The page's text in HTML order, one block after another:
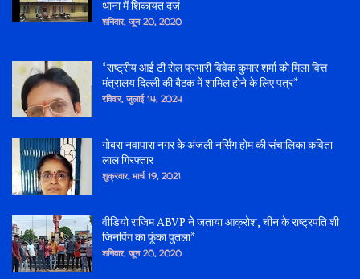
थाना में शिकायत दर्ज
शनिवार, जून 20, 2020
*राष्ट्रीय आई टी सेल प्रभारी विवेक कुमार शर्मा को मिला वित्त
मंत्रालय दिल्ली की बैठक में शामिल होने के लिए पत्र*
रविवार, जुलाई 14, 2024
गोबरा नवापारा नगर के अंजली नर्सिंग होम की संचालिका कविता
लाल गिरफ्तार
शुक्रवार, मार्च 19, 2021
वीडियो राजिम ABVP ने जताया आक्रोश, चीन के राष्ट्रपति शी
जिनपिंग का फूंका पुतला*
शनिवार, जून 20, 2020